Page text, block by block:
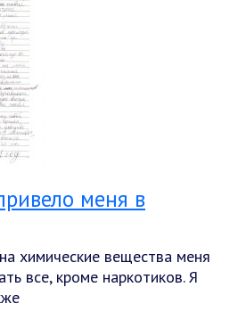
меня в
химические вещества меня
все, кроме наркотиков. Я